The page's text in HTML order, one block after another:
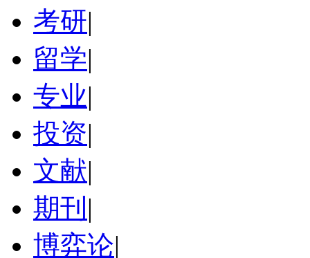
考研|
留学|
专业|
投资|
文献|
期刊 |
博弈论|